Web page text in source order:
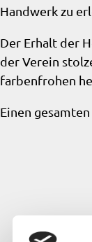
Handwerk zu
Der Erhalt der
der Verein
farbenfrohen
Einen